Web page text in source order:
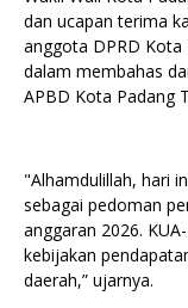
dan ucapan terima
anggota DPRD
dalam membahas
APBD Kota Padang
"Alhamdulillah, hari
sebagai pedoman
anggaran 2026.
kebijakan
daerah,” ujarnya.